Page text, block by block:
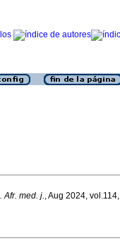
Afr. med. j., Aug 2024, vol.114,